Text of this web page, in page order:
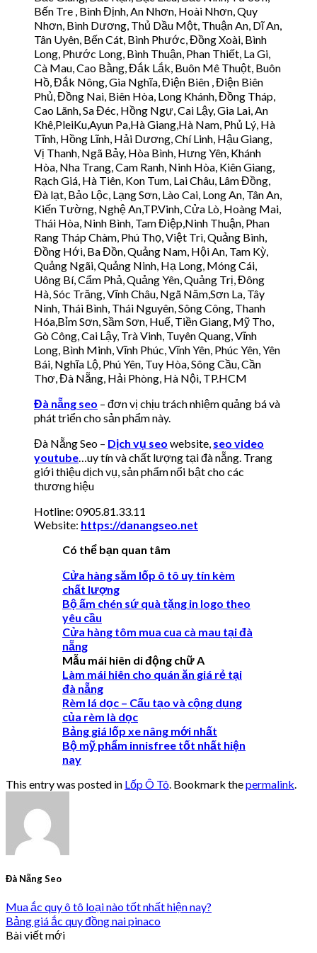
Bến Tre , Bình Định, An Nhơn, Hoài Nhơn, Quy
Nhơn, Bình Dương, Thủ Dầu Một, Thuận An, Dĩ An,
Tân Uyên, Bến Cát, Bình Phước, Đồng Xoài, Bình
Long, Phước Long, Bình Thuận, Phan Thiết, La Gi,
Cà Mau, Cao Bằng, Đắk Lắk, Buôn Mê Thuột, Buôn
Hồ, Đắk Nông, Gia Nghĩa, Điện Biên , Điện Biên
Phủ, Đồng Nai, Biên Hòa, Long Khánh, Đồng Tháp,
Cao Lãnh, Sa Đéc, Hồng Ngự, Cai Lậy, Gia Lai, An
Khê,PleiKu,Ayun Pa,Hà Giang,Hà Nam, Phủ Lý, Hà
Tĩnh, Hồng Lĩnh, Hải Dương, Chí Linh, Hậu Giang,
Vị Thanh, Ngã Bảy, Hòa Bình, Hưng Yên, Khánh
Hòa, Nha Trang, Cam Ranh, Ninh Hòa, Kiên Giang,
Rạch Giá, Hà Tiên, Kon Tum, Lai Châu, Lâm Đồng,
Đà lạt, Bảo Lộc, Lạng Sơn, Lào Cai, Long An, Tân An,
Kiến Tường, Nghệ An,TP.Vinh, Cửa Lò, Hoàng Mai,
Thái Hòa, Ninh Bình, Tam Điệp,Ninh Thuận, Phan
Rang Tháp Chàm, Phú Thọ, Việt Trì, Quảng Bình,
Đồng Hới, Ba Đồn, Quảng Nam, Hội An, Tam Kỳ,
Quảng Ngãi, Quảng Ninh, Hạ Long, Móng Cái,
Uông Bí, Cẩm Phả, Quảng Yên, Quảng Trị, Đông
Hà, Sóc Trăng, Vĩnh Châu, Ngã Năm,Sơn La, Tây
Ninh, Thái Bình, Thái Nguyên, Sông Công, Thanh
Hóa,Bỉm Sơn, Sầm Sơn, Huế, Tiền Giang, Mỹ Tho,
Gò Công, Cai Lậy, Trà Vinh, Tuyên Quang, Vĩnh
Long, Bình Minh, Vĩnh Phúc, Vĩnh Yên, Phúc Yên, Yên
Bái, Nghĩa Lộ, Phú Yên, Tuy Hòa, Sông Cầu, Cần
Thơ, Đà Nẵng, Hải Phòng, Hà Nội, TP.HCM
Đà nẵng seo – đơn vị chịu trách nhiệm quảng bá và
phát triển cho sản phẩm này.
Đà Nẵng Seo – Dịch vụ seo website, seo video
youtube…uy tín và chất lượng tại đà nẵng. Trang
giới thiệu dịch vụ, sản phẩm nổi bật cho các
thương hiệu
Hotline: 0905.81.33.11
Website: https://danangseo.net
Có thể bạn quan tâm
Cửa hàng săm lốp ô tô uy tín kèm
chất lượng
Bộ ấm chén sứ quà tặng in logo theo
yêu cầu
Cửa hàng tôm mua cua cà mau tại đà
nẵng
Mẫu mái hiên di động chữ A
Làm mái hiên cho quán ăn giá rẻ tại
đà nẵng
Rèm lá dọc – Cấu tạo và cộng dụng
của rèm là dọc
Bảng giá lốp xe nâng mới nhất
Bộ mỹ phẩm innisfree tốt nhất hiện
nay
This entry was posted in Lốp Ô Tô. Bookmark thepermalink.
Đà Nẵng Seo
Mua ắc quy ô tô loại nào tốt nhất hiện nay?
Bảng giá ắc quy đồng nai pinaco
Bài viết mới